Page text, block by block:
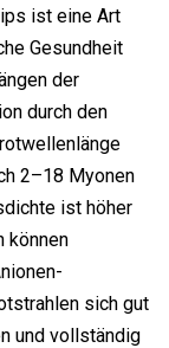
ist eine Art
Gesundheit
der
durch den
2–18 Myonen
ist höher
können
sich gut
und vollständig